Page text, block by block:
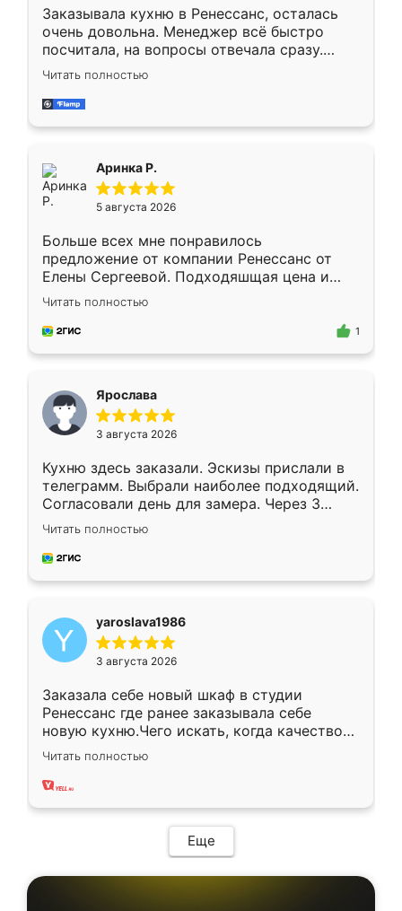
Заказывала кухню в Ренессанс, осталась
очень довольна. Менеджер всё быстро
посчитала, на вопросы отвечала сразу.
Замерщик приехал в субботу, подошёл к
делу со всей ответственностью. Собрали
за день, ребята работали аккуратно, даже
Читать полностью
Аринка Р.
5 августа 2026
Больше всех мне понравилось
предложение от компании Ренессанс от
Елены Сергеевой. Подходяшщая цена и
короткие сроки изготовления. Приехавший
для замера сотрудник Владислав
предложил по моему эскизу самый
Читать полностью
1
Ярослава
3 августа 2026
Кухню здесь заказали. Эскизы прислали в
телеграмм. Выбрали наиболее подходящий.
Согласовали день для замера. Через 3
недели кухня была уже готова. Остались
довольны работой. Спасибо Ренессанс
мебель за качественную работу!
Читать полностью
yaroslava1986
3 августа 2026
Заказала себе новый шкаф в студии
Ренессанс где ранее заказывала себе
новую кухню.Чего искать, когда качеством
вполне довольна. Служит кухня уже почти
два года, нареканий нет.
Читать полностью
Еще